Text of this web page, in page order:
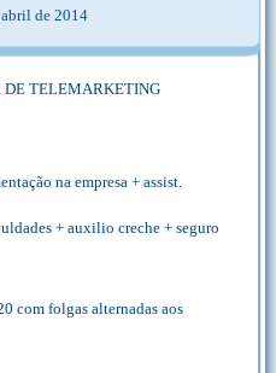
de 2014
DE TELEMARKETING
na empresa + assist.
+ auxilio creche + seguro
com folgas alternadas aos